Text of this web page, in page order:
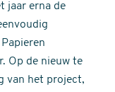
jaar erna de
Papieren
Op de nieuw te
van het project,